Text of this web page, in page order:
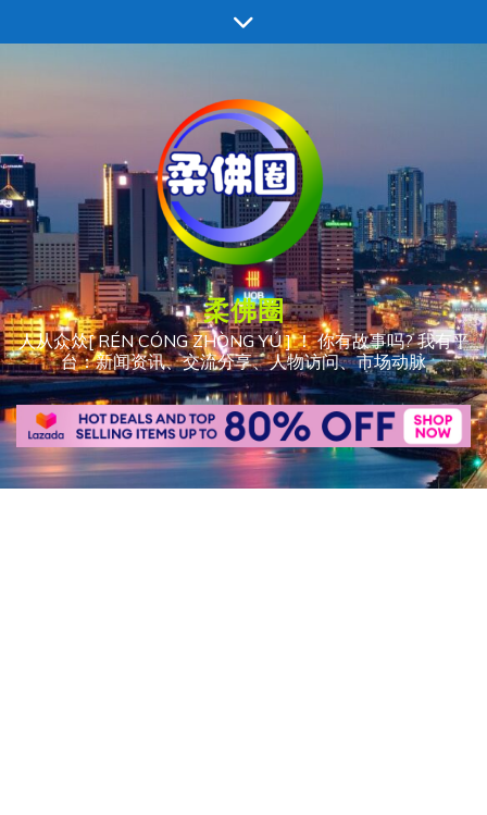
至
柔佛圈
人从众𠈌[ RÉN CÓNG ZHÒNG YÚ ] ！ 你有故事吗? 我有平
台：新闻资讯、交流分享、人物访问、市场动脉